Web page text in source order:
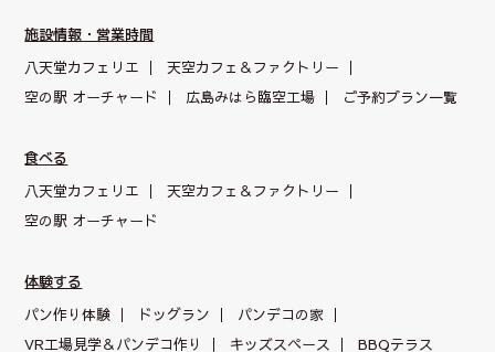
施設情報・営業時間
八天堂カフェリエ
天空カフェ＆ファクトリー
空の駅 オーチャード
広島みはら臨空工場 ご予約プラン一覧
食べる
八天堂カフェリエ
天空カフェ＆ファクトリー
空の駅 オーチャード
体験する
パン作り体験
ドッグラン
パンデコの家
VR工場見学＆パンデコ作り
キッズスペース BBQテラス